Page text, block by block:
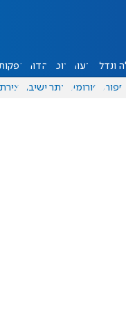
ונדל"ן דעות אוכל יהדות
ספורט פורומים אתר ישיבה